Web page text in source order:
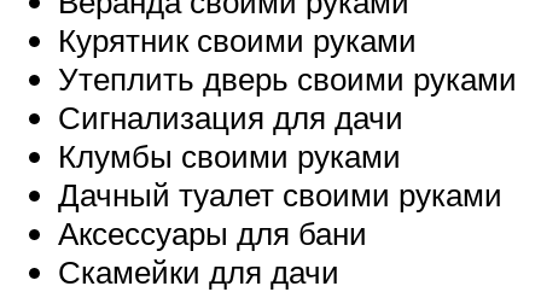
Курятник своими руками
Утеплить дверь своими руками
Сигнализация для дачи
Клумбы своими руками
Дачный туалет своими руками
Аксессуары для бани
Скамейки для дачи